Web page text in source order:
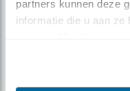
partners kunnen deze
informatie die u aan ze